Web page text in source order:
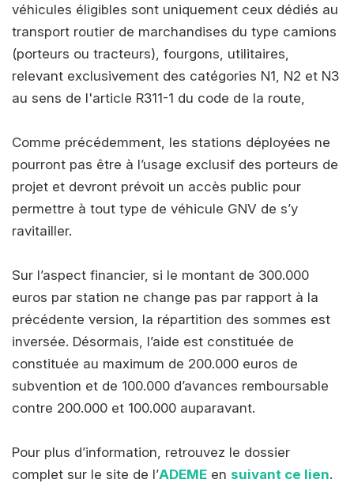
véhicules éligibles sont uniquement ceux dédiés au
transport routier de marchandises du type camions
(porteurs ou tracteurs), fourgons, utilitaires,
relevant exclusivement des catégories N1, N2 et N3
au sens de l'article R311-1 du code de la route,
Comme précédemment, les stations déployées ne
pourront pas être à l’usage exclusif des porteurs de
projet et devront prévoit un accès public pour
permettre à tout type de véhicule GNV de s’y
ravitailler.
Sur l’aspect financier, si le montant de 300.000
euros par station ne change pas par rapport à la
précédente version, la répartition des sommes est
inversée. Désormais, l’aide est constituée de
constituée au maximum de 200.000 euros de
subvention et de 100.000 d’avances remboursable
contre 200.000 et 100.000 auparavant.
Pour plus d’information, retrouvez le dossier
complet sur le site de l’ADEME en suivant ce lien.